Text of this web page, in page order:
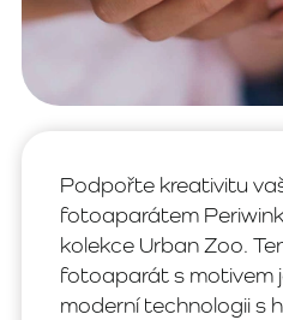
Podpořte kreativitu
fotoaparátem
kolekce Urban Zoo.
fotoaparát s motivem
moderní technologii s